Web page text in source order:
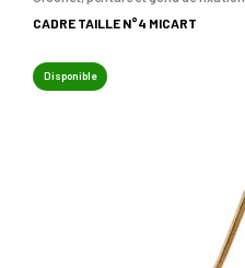
CADRE TAILLE N°4 MICART
Disponible